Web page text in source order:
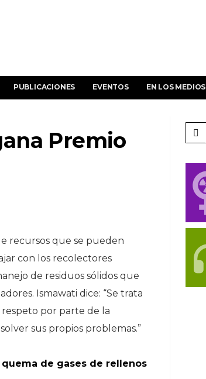
PUBLICACIONES EVENTOS EN LOS MEDIOS
Premio
recursos que se pueden
con los recolectores
de residuos sólidos que
Ismawati dice: “Se trata
por parte de la
sus propios problemas.”
de gases de rellenos